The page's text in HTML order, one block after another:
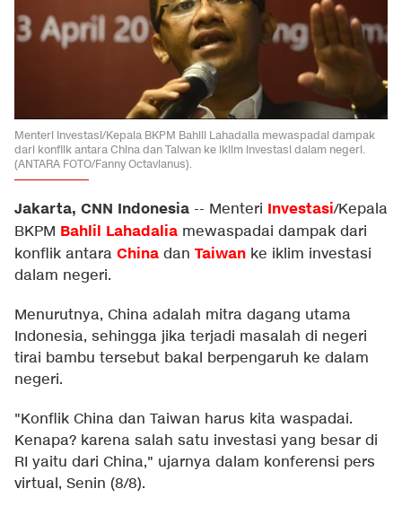
Menteri Investasi/Kepala BKPM Bahlil Lahadalia mewaspadai dampak
dari konflik antara China dan Taiwan ke iklim investasi dalam negeri.
(ANTARA FOTO/Fanny Octavianus).
Jakarta, CNN Indonesia -- Menteri Investasi/Kepala
BKPM Bahlil Lahadalia mewaspadai dampak dari
konflik antara China dan Taiwan ke iklim investasi
dalam negeri.
Menurutnya, China adalah mitra dagang utama
Indonesia, sehingga jika terjadi masalah di negeri
tirai bambu tersebut bakal berpengaruh ke dalam
negeri.
"Konflik China dan Taiwan harus kita waspadai.
Kenapa? karena salah satu investasi yang besar di
RI yaitu dari China," ujarnya dalam konferensi pers
virtual, Senin (8/8).